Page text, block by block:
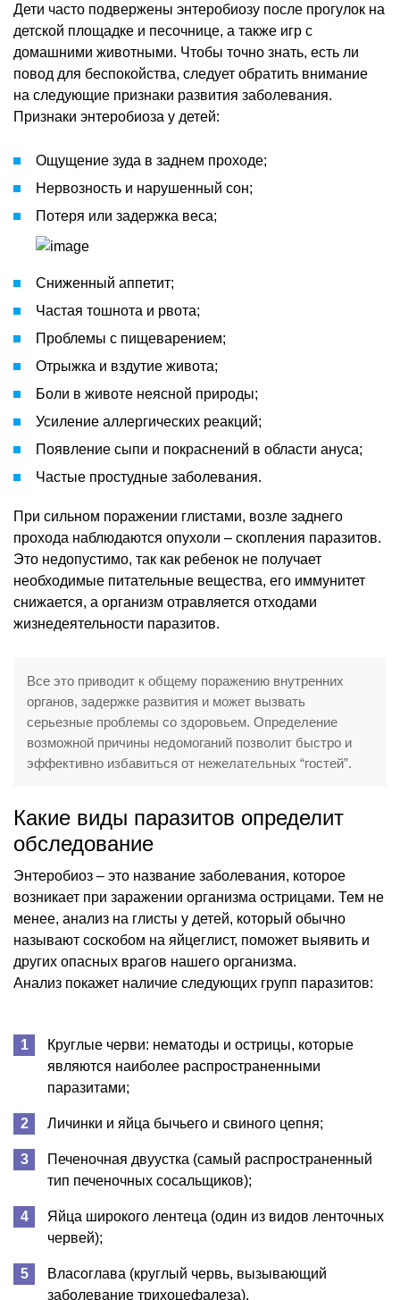
Дети часто подвержены энтеробиозу после прогулок на
детской площадке и песочнице, а также игр с
домашними животными. Чтобы точно знать, есть ли
повод для беспокойства, следует обратить внимание
на следующие признаки развития заболевания.
Признаки энтеробиоза у детей:
Ощущение зуда в заднем проходе;
Нервозность и нарушенный сон;
Потеря или задержка веса;
Сниженный аппетит;
Частая тошнота и рвота;
Проблемы с пищеварением;
Отрыжка и вздутие живота;
Боли в животе неясной природы;
Усиление аллергических реакций;
Появление сыпи и покраснений в области ануса;
Частые простудные заболевания.
При сильном поражении глистами, возле заднего
прохода наблюдаются опухоли – скопления паразитов.
Это недопустимо, так как ребенок не получает
необходимые питательные вещества, его иммунитет
снижается, а организм отравляется отходами
жизнедеятельности паразитов.
Все это приводит к общему поражению внутренних
органов, задержке развития и может вызвать
серьезные проблемы со здоровьем. Определение
возможной причины недомоганий позволит быстро и
эффективно избавиться от нежелательных “гостей”.
Какие виды паразитов определит
обследование
Энтеробиоз – это название заболевания, которое
возникает при заражении организма острицами. Тем не
менее, анализ на глисты у детей, который обычно
называют соскобом на яйцеглист, поможет выявить и
других опасных врагов нашего организма.
Анализ покажет наличие следующих групп паразитов:
Круглые черви: нематоды и острицы, которые
являются наиболее распространенными
паразитами;
Личинки и яйца бычьего и свиного цепня;
Печеночная двуустка (самый распространенный
тип печеночных сосальщиков);
Яйца широкого лентеца (один из видов ленточных
червей);
Власоглава (круглый червь, вызывающий
заболевание трихоцефалеза).